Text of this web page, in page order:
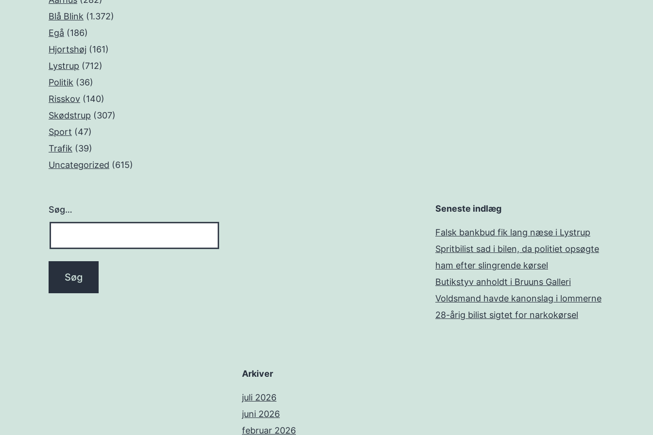
Blå Blink (1.372)
Egå (186)
Hjortshøj (161)
Lystrup (712)
Politik (36)
Risskov (140)
Skødstrup (307)
Sport (47)
Trafik (39)
Uncategorized (615)
Søg… Seneste indlæg
Falsk bankbud fik lang næse i Lystrup
Spritbilist sad i bilen, da politiet opsøgte
ham efter slingrende kørsel
Butikstyv anholdt i Bruuns Galleri
Voldsmand havde kanonslag i lommerne
28-årig bilist sigtet for narkokørsel
Arkiver
juli 2026
juni 2026
februar 2026